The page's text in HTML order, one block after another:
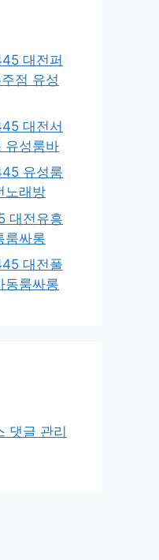
대전퍼
점 유성
대전서
유성룸바
유성룸
노래방
대전유흥
룸싸롱
대전풀
동룸싸롱
댓글 관리